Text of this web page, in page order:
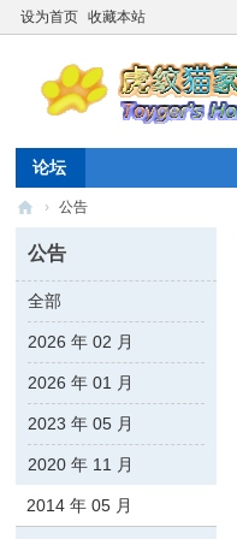
设为首页 收藏本站
论坛
虎
纹
猫
家
园
☆
20
› 公告
公告
全部
2026 年 02 月
2026 年 01 月
2023 年 05 月
2020 年 11 月
2014 年 05 月